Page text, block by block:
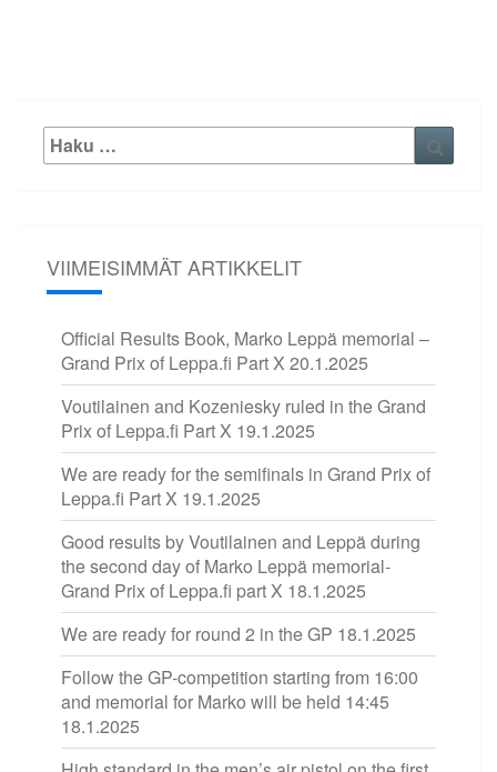
Etsi:
VIIMEISIMMÄT ARTIKKELIT
Official Results Book, Marko Leppä memorial –
Grand Prix of Leppa.fi Part X 20.1.2025
Voutilainen and Kozeniesky ruled in the Grand
Prix of Leppa.fi Part X 19.1.2025
We are ready for the semifinals in Grand Prix of
Leppa.fi Part X 19.1.2025
Good results by Voutilainen and Leppä during
the second day of Marko Leppä memorial-
Grand Prix of Leppa.fi part X 18.1.2025
We are ready for round 2 in the GP 18.1.2025
Follow the GP-competition starting from 16:00
and memorial for Marko will be held 14:45
18.1.2025